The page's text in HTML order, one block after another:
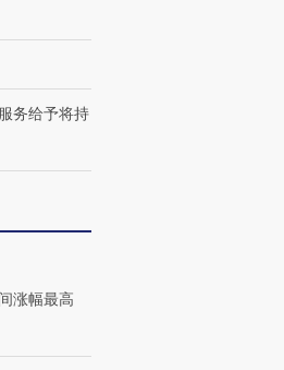
种
三对
务给予将持
涨幅最高